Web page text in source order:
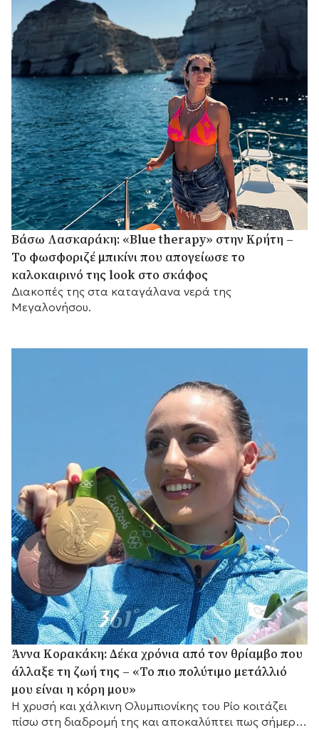
Βάσω Λασκαράκη: «Blue therapy» στην Κρήτη –
Το φωσφοριζέ μπικίνι που απογείωσε το
καλοκαιρινό της look στο σκάφος
Διακοπές της στα καταγάλανα νερά της
Μεγαλονήσου.
Άννα Κορακάκη: Δέκα χρόνια από τον θρίαμβο που
άλλαξε τη ζωή της – «Το πιο πολύτιμο μετάλλιό
μου είναι η κόρη μου»
Η χρυσή και χάλκινη Ολυμπιονίκης του Ρίο κοιτάζει
πίσω στη διαδρομή της και αποκαλύπτει πως σήμερα